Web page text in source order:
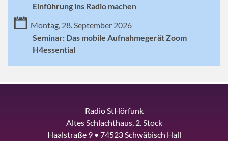
Einführung ins Radio machen
Montag, 28. September 2026
Seminar: Das mobile Aufnahmegerät Zoom
H4essential
Radio StHörfunk
Altes Schlachthaus, 2. Stock
Haalstraße 9 • 74523 Schwäbisch Hall